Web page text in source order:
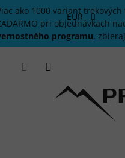
Prejsť
na
obsah
ako 1000 variant trekových
pri objednávkach
programu,
EUR